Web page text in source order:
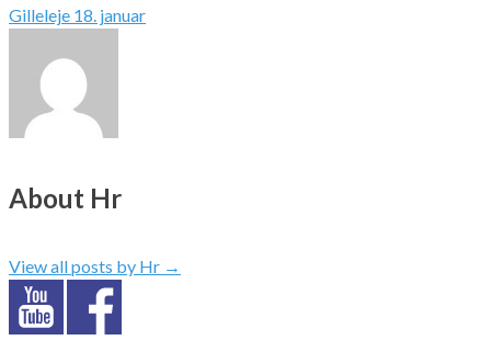
Gilleleje 18. januar
About Hr
View all posts by Hr →